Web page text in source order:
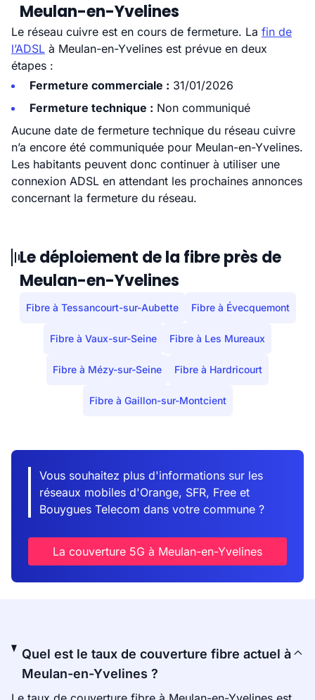
Meulan-en-Yvelines
Le réseau cuivre est en cours de fermeture. La fin de
l’ADSL à Meulan-en-Yvelines est prévue en deux
étapes :
Fermeture commerciale : 31/01/2026
Fermeture technique : Non communiqué
Aucune date de fermeture technique du réseau cuivre
n’a encore été communiquée pour Meulan-en-Yvelines.
Les habitants peuvent donc continuer à utiliser une
connexion ADSL en attendant les prochaines annonces
concernant la fermeture du réseau.
Le déploiement de la fibre près de
Meulan-en-Yvelines
Fibre à Tessancourt-sur-Aubette Fibre à Évecquemont
Fibre à Vaux-sur-Seine Fibre à Les Mureaux
Fibre à Mézy-sur-Seine Fibre à Hardricourt
Fibre à Gaillon-sur-Montcient
Vous souhaitez plus d'informations sur les
réseaux mobiles d'Orange, SFR, Free et
Bouygues Telecom dans votre commune ?
La couverture 5G à Meulan-en-Yvelines
Quel est le taux de couverture fibre actuel à
Meulan-en-Yvelines ?